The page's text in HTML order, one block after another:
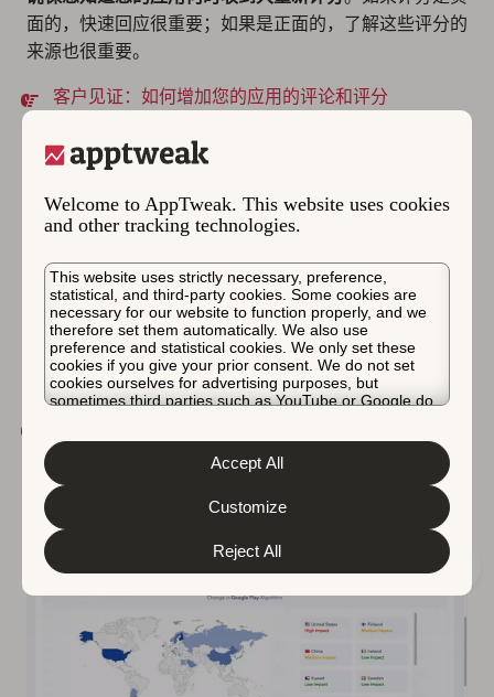
Welcome to AppTweak. This website uses cookies
and other tracking technologies.
This website uses strictly necessary, preference,
statistical, and third-party cookies. Some cookies are
necessary for our website to function properly, and we
therefore set them automatically. We also use
preference and statistical cookies. We only set these
cookies if you give your prior consent. We do not set
cookies ourselves for advertising purposes, but
sometimes third parties such as YouTube or Google do.
about the protection of your personal data and the
different cookies we use, please read our
&
. You can customize your cookie settings
and preferences by clicking the “Customize” button.
Reject All
Customize
Accept All
面的，快速回应很重要；如果是正面的，了解这些评分的
来源也很重要。
客户见证：如何增加您的应用的评论和评分
永远不会错过应用商店算
法更新
我们都知道那种感觉，当您快速检查您的应用在关键词中
的表现时，却发现所有排名都发生了变化！通过 Smart
Insights，您可以在我们检测到应用商店算法更新时获得
通知，这样您就可以密切监控其对您的应用可见性的影
响，避免心脏病发作！
例如，在 8 月 17 日，我们检测到 Play Store 的一次算法
变化影响了 20 个国家/地区。对于每个国家/地区，我们
都指出了算法变化的影响程度。